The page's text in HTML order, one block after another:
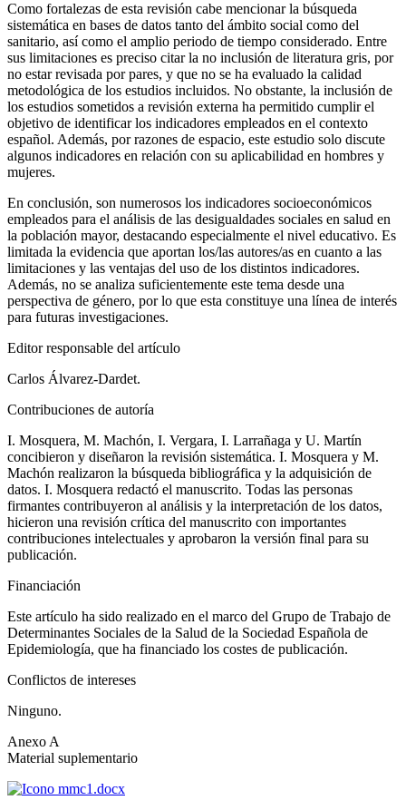
Como fortalezas de esta revisión cabe mencionar la búsqueda
sistemática en bases de datos tanto del ámbito social como del
sanitario, así como el amplio periodo de tiempo considerado. Entre
sus limitaciones es preciso citar la no inclusión de literatura gris, por
no estar revisada por pares, y que no se ha evaluado la calidad
metodológica de los estudios incluidos. No obstante, la inclusión de
los estudios sometidos a revisión externa ha permitido cumplir el
objetivo de identificar los indicadores empleados en el contexto
español. Además, por razones de espacio, este estudio solo discute
algunos indicadores en relación con su aplicabilidad en hombres y
mujeres.
En conclusión, son numerosos los indicadores socioeconómicos
empleados para el análisis de las desigualdades sociales en salud en
la población mayor, destacando especialmente el nivel educativo. Es
limitada la evidencia que aportan los/las autores/as en cuanto a las
limitaciones y las ventajas del uso de los distintos indicadores.
Además, no se analiza suficientemente este tema desde una
perspectiva de género, por lo que esta constituye una línea de interés
para futuras investigaciones.
Editor responsable del artículo
Carlos Álvarez-Dardet.
Contribuciones de autoría
I. Mosquera, M. Machón, I. Vergara, I. Larrañaga y U. Martín
concibieron y diseñaron la revisión sistemática. I. Mosquera y M.
Machón realizaron la búsqueda bibliográfica y la adquisición de
datos. I. Mosquera redactó el manuscrito. Todas las personas
firmantes contribuyeron al análisis y la interpretación de los datos,
hicieron una revisión crítica del manuscrito con importantes
contribuciones intelectuales y aprobaron la versión final para su
publicación.
Financiación
Este artículo ha sido realizado en el marco del Grupo de Trabajo de
Determinantes Sociales de la Salud de la Sociedad Española de
Epidemiología, que ha financiado los costes de publicación.
Conflictos de intereses
Ninguno.
Anexo A
Material suplementario